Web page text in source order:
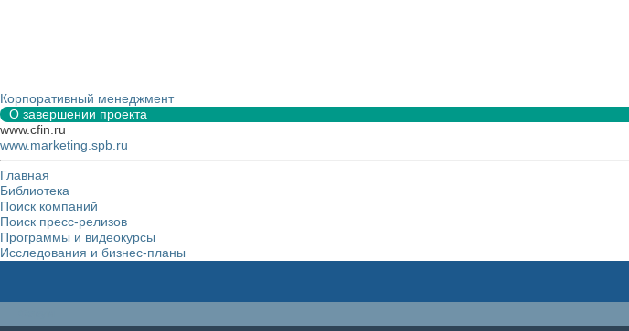
Корпоративный менеджмент
О завершении проекта
www.cfin.ru
www.marketing.spb.ru
Главная
Библиотека
Поиск компаний
Поиск пресс-релизов
Программы и видеокурсы
Исследования и бизнес-планы